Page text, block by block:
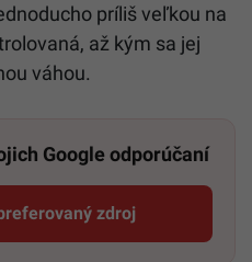
príliš veľkou na
až kým sa jej
váhou.
Google odporúčaní
zdroj
Startitup, odkaz sa otvorí v